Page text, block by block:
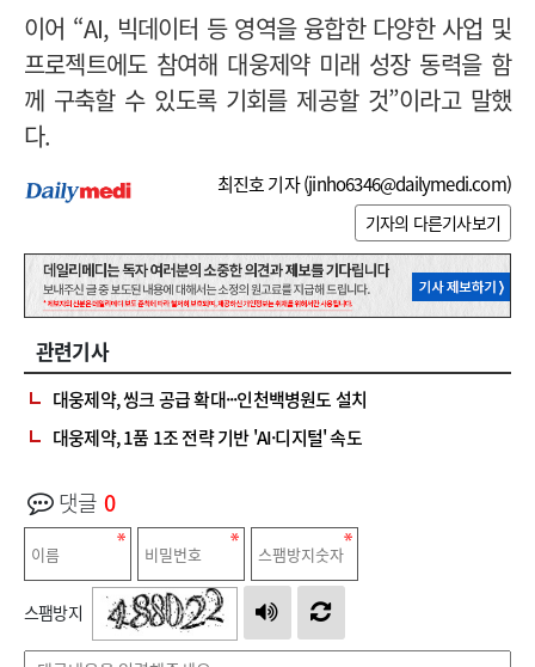
이어 “AI, 빅데이터 등 영역을 융합한 다양한 사업 및
프로젝트에도 참여해 대웅제약 미래 성장 동력을 함
께 구축할 수 있도록 기회를 제공할 것”이라고 말했
다.
최진호 기자 (jinho6346@dailymedi.com)
기자의 다른기사보기
관련기사
대웅제약, 씽크 공급 확대···인천백병원도 설치
대웅제약, 1품 1조 전략 기반 'AI·디지털' 속도
댓글 0
스팸방지